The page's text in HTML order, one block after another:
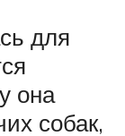
для
она
собак,